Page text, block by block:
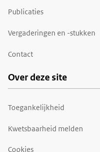
Publicaties
Vergaderingen en -stukken
Contact
Over deze site
Toegankelijkheid
Kwetsbaarheid melden
Cookies